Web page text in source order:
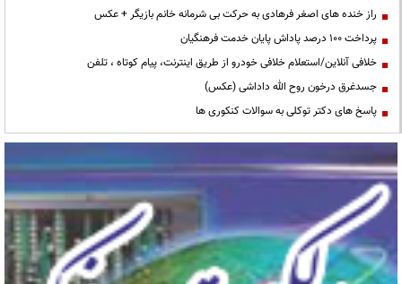
راز خنده های اصغر فرهادی به حرکت بی شرمانه خانم بازیگر + عکس
پرداخت ۱۰۰ درصد پاداش پایان خدمت فرهنگیان
خلافی آنلاین/استعلام خلافی خودرو از طریق اینترنت، پیام کوتاه ، تلفن
جسدغرق درخون روح الله داداشی (عکس)
پاسخ های دکتر توکلی به سوالات کنکوری ها